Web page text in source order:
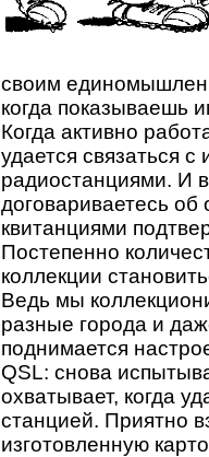
своим
когда показываешь
Когда активно
удается связаться
радиостанциями. И
договариваетесь
квитанциями
Постепенно
коллекции
Ведь мы
разные города и
поднимается
QSL: снова
охватывает, когда
станцией. Приятно
изготовленную